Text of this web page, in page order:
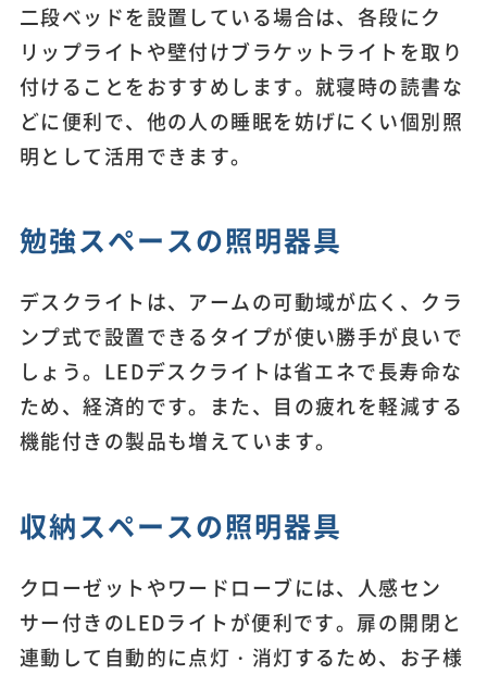
二段ベッドを設置している場合は、各段にク
リップライトや壁付けブラケットライトを取り
付けることをおすすめします。就寝時の読書な
どに便利で、他の人の睡眠を妨げにくい個別照
明として活用できます。
勉強スペースの照明器具
デスクライトは、アームの可動域が広く、クラ
ンプ式で設置できるタイプが使い勝手が良いで
しょう。LEDデスクライトは省エネで長寿命な
ため、経済的です。また、目の疲れを軽減する
機能付きの製品も増えています。
収納スペースの照明器具
クローゼットやワードローブには、人感セン
サー付きのLEDライトが便利です。扉の開閉と
連動して自動的に点灯・消灯するため、お子様